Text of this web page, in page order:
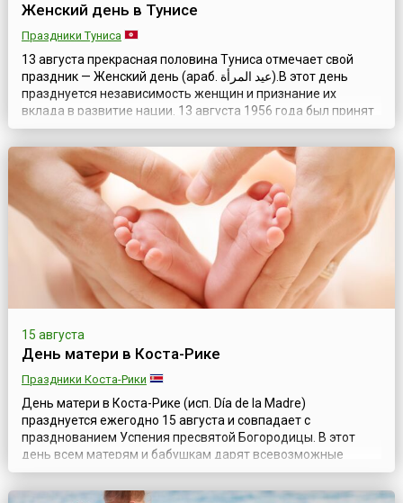
Женский день в Тунисе
Праздники Туниса
13 августа прекрасная половина Туниса отмечает свой
праздник — Женский день (араб. عيد المرأة).В этот день
празднуется независимость женщин и признание их
вклада в развитие нации. 13 августа 1956 года был принят
Кодекс о личном статусе (CPS), признающий женщин
субъектами права. В честь этого события и был учрежден
национальный женский праздник.Данный документ дал
женщинам права и установил...
15 августа
День матери в Коста-Рике
Праздники Коста-Рики
День матери в Коста-Рике (исп. Día de la Madre)
празднуется ежегодно 15 августа и совпадает с
празднованием Успения пресвятой Богородицы. В этот
день всем матерям и бабушкам дарят всевозможные
подарки. Семьи собираются в доме у старших членов
семьи. За стол порой всему семейству поместиться не